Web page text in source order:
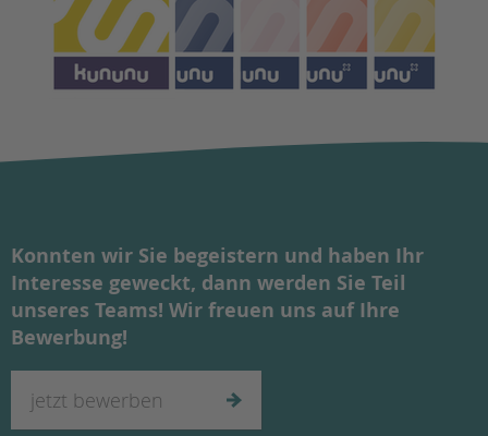
Konnten wir Sie begeistern und haben Ihr
Interesse geweckt, dann werden Sie Teil
unseres Teams! Wir freuen uns auf Ihre
Bewerbung!
jetzt bewerben